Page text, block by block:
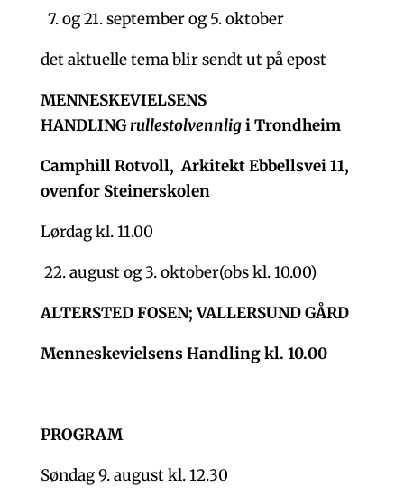
7. og 21. september og 5. oktober
det aktuelle tema blir sendt ut på epost
MENNESKEVIELSENS
HANDLINGrullestolvennligi Trondheim
Camphill Rotvoll, Arkitekt Ebbellsvei 11,
ovenfor Steinerskolen
Lørdag kl. 11.00
22. august og 3. oktober(obs kl. 10.00)
ALTERSTED FOSEN; VALLERSUND GÅRD
Menneskevielsens Handling kl. 10.00
PROGRAM
Søndag 9. august kl. 12.30